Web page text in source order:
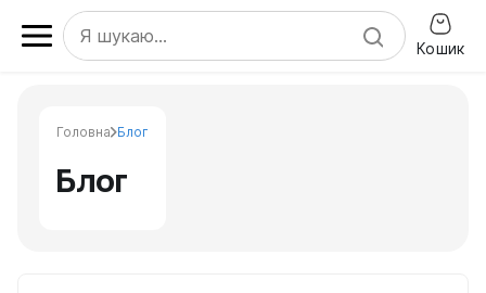
Кошик
Головна Блог
Блог